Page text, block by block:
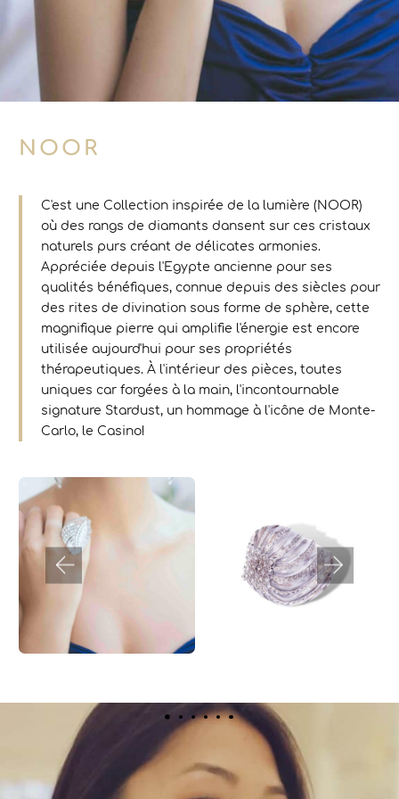
NOOR
C'est une Collection inspirée de la lumière (NOOR)
où des rangs de diamants dansent sur ces cristaux
naturels purs créant de délicates armonies.
Appréciée depuis l'Egypte ancienne pour ses
qualités bénéfiques, connue depuis des siècles pour
des rites de divination sous forme de sphère, cette
magnifique pierre qui amplifie l'énergie est encore
utilisée aujourd'hui pour ses propriétés
thérapeutiques. À l'intérieur des pièces, toutes
uniques car forgées à la main, l'incontournable
signature Stardust, un hommage à l'icône de Monte-
Carlo, le Casino!